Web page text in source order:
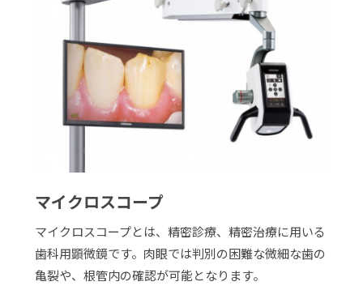
マイクロスコープ
マイクロスコープとは、精密診療、精密治療に用いる
歯科用顕微鏡です。肉眼では判別の困難な微細な歯の
亀裂や、根管内の確認が可能となります。